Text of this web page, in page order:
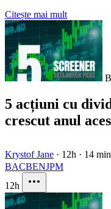
Citește mai mult
5 acțiuni cu
crescut anul
Krystof Jane · 12h · 14
BACBENJPM
12h